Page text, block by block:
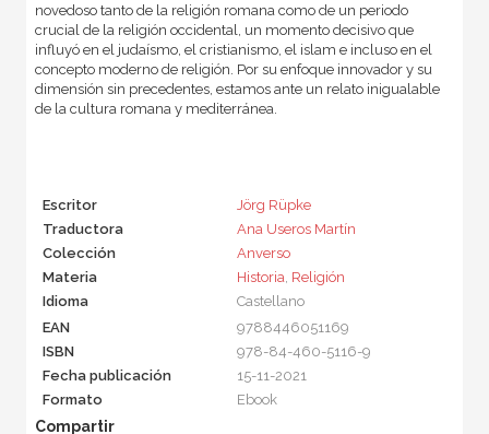
novedoso tanto de la religión romana como de un periodo
crucial de la religión occidental, un momento decisivo que
influyó en el judaísmo, el cristianismo, el islam e incluso en el
concepto moderno de religión. Por su enfoque innovador y su
dimensión sin precedentes, estamos ante un relato inigualable
de la cultura romana y mediterránea.
Escritor
Jörg Rüpke
Traductora
Ana Useros Martín
Colección
Anverso
Materia
Historia Religión
Idioma
Castellano
EAN
9788446051169
ISBN
978-84-460-5116-9
Fecha publicación
15-11-2021
Formato
Ebook